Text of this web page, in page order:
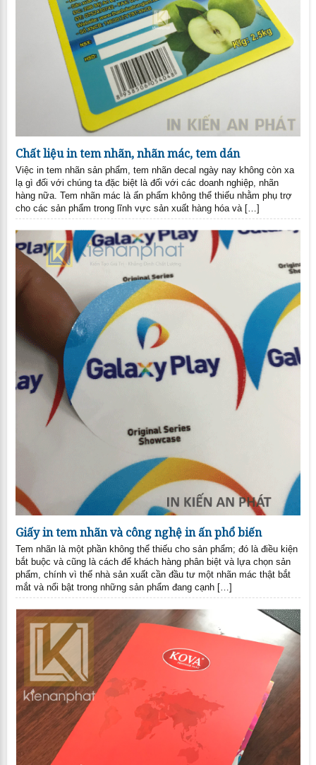
Chất liệu in tem nhãn, nhãn mác, tem dán
Việc in tem nhãn sản phẩm, tem nhãn decal ngày nay không còn xa
lạ gì đối với chúng ta đặc biệt là đối với các doanh nghiệp, nhãn
hàng nữa. Tem nhãn mác là ấn phẩm không thể thiếu nhằm phụ trợ
cho các sản phẩm trong lĩnh vực sản xuất hàng hóa và […]
Giấy in tem nhãn và công nghệ in ấn phổ biến
Tem nhãn là một phần không thể thiếu cho sản phẩm; đó là điều kiện
bắt buộc và cũng là cách để khách hàng phân biệt và lựa chọn sản
phẩm, chính vì thế nhà sản xuất cần đầu tư một nhãn mác thật bắt
mắt và nổi bật trong những sản phẩm đang cạnh […]